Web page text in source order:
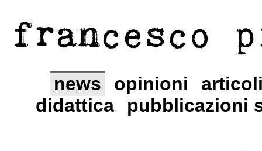
francesco
news opinioni
didattica
pubblicazioni